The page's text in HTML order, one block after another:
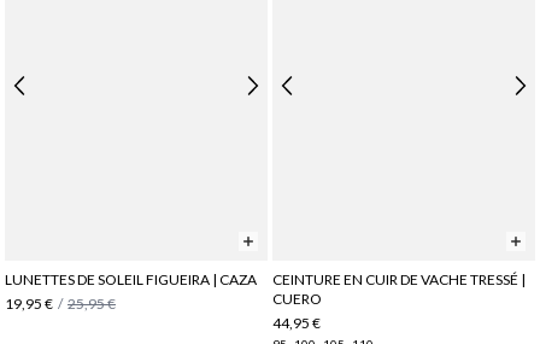
LUNETTES DE SOLEIL FIGUEIRA | CAZA
19,95 € / 25,95 €
CEINTURE EN CUIR DE VACHE TRESSÉ |
CUERO
44,95 €